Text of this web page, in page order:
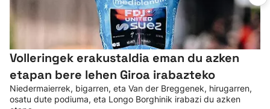
Volleringek erakustaldia eman du azken
etapan bere lehen Giroa irabazteko
Niedermaierrek, bigarren, eta Van der Breggenek, hirugarren,
osatu dute podiuma, eta Longo Borghinik irabazi du azken